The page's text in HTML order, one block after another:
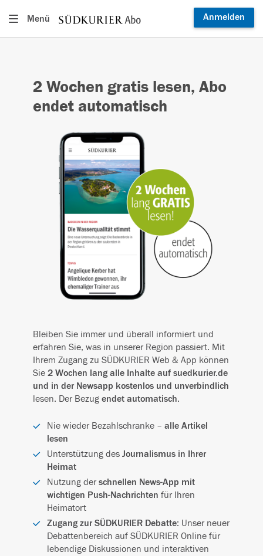
Menü Anmelden
2 Wochen gratis lesen, Abo
endet automatisch
Bleiben Sie immer und überall informiert und
erfahren Sie, was in unserer Region passiert. Mit
Ihrem Zugang zu SÜDKURIER Web & App können
Sie 2 Wochen lang alle Inhalte auf suedkurier.de
und in der Newsapp kostenlos und unverbindlich
lesen. Der Bezug endet automatisch.
Nie wieder Bezahlschranke – alle Artikel
lesen
Unterstützung des Journalismus in Ihrer
Heimat
Nutzung der schnellen News-App mit
wichtigen Push-Nachrichten für Ihren
Heimatort
Zugang zur SÜDKURIER Debatte: Unser neuer
Debattenbereich auf SÜDKURIER Online für
lebendige Diskussionen und interaktiven